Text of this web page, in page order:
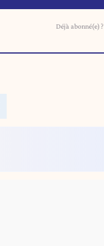
Déjà abonné(e) ?